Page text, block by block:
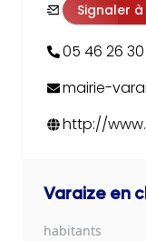
Signaler
05 46 26
mairie-
http://
Varaize en
habitants